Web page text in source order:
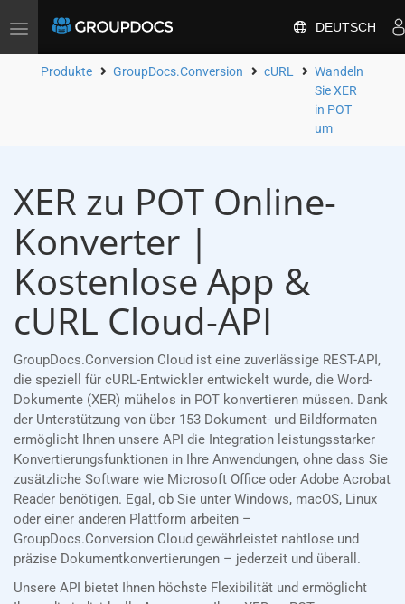
Toggle
DEUTSCH
Produkte GroupDocs.Conversion cURL
Wandeln
Sie XER
in POT
um
XER zu POT Online-
Konverter |
Kostenlose App &
cURL Cloud-API
GroupDocs.Conversion Cloud ist eine zuverlässige REST-API,
die speziell für cURL-Entwickler entwickelt wurde, die Word-
Dokumente (XER) mühelos in POT konvertieren müssen. Dank
der Unterstützung von über 153 Dokument- und Bildformaten
ermöglicht Ihnen unsere API die Integration leistungsstarker
Konvertierungsfunktionen in Ihre Anwendungen, ohne dass Sie
zusätzliche Software wie Microsoft Office oder Adobe Acrobat
Reader benötigen. Egal, ob Sie unter Windows, macOS, Linux
oder einer anderen Plattform arbeiten –
GroupDocs.Conversion Cloud gewährleistet nahtlose und
präzise Dokumentkonvertierungen – jederzeit und überall.
Unsere API bietet Ihnen höchste Flexibilität und ermöglicht